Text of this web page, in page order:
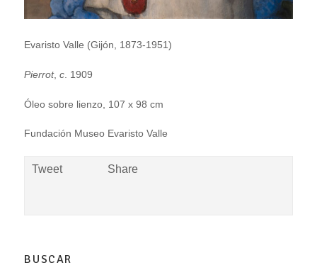
Evaristo Valle (Gijón, 1873-1951)
Pierrot,c . 1909
Óleo sobre lienzo, 107 x 98 cm
Fundación Museo Evaristo Valle
Tweet Share
BUSCAR